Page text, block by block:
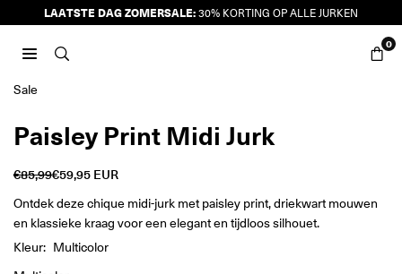
naar
inhoud
LAATSTE DAG ZOMERSALE:30% KORTING OP ALLE JURKEN
0
Sale
Paisley Print Midi Jurk
Reguliere
prijs
€85,99€59,95 EUR
Ontdek deze chique midi-jurk met paisley print, driekwart mouwen
en klassieke kraag voor een elegant en tijdloos silhouet.
Kleur: Multicolor